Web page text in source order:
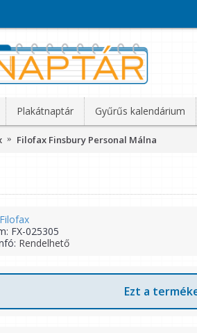
Plakátnaptár Gyűrűs kalendárium
Filofax Finsbury Personal Málna
Filofax
FX-025305
Rendelhető
Ezt a